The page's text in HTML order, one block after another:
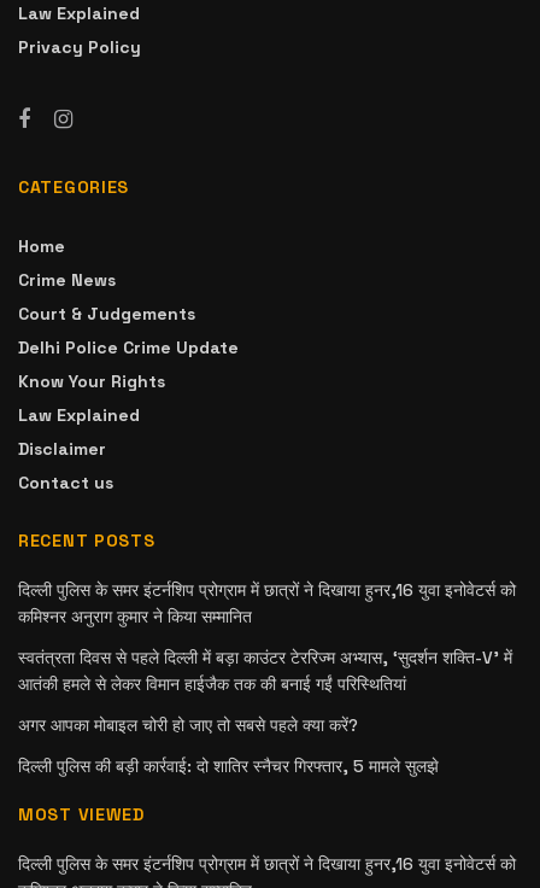
Law Explained
Privacy Policy
CATEGORIES
Home
Crime News
Court & Judgements
Delhi Police Crime Update
Know Your Rights
Law Explained
Disclaimer
Contact us
RECENT POSTS
दिल्ली पुलिस के समर इंटर्नशिप प्रोग्राम में छात्रों ने दिखाया हुनर,16 युवा इनोवेटर्स को
कमिश्नर अनुराग कुमार ने किया सम्मानित
स्वतंत्रता दिवस से पहले दिल्ली में बड़ा काउंटर टेररिज्म अभ्यास, ‘सुदर्शन शक्ति-V’ में
आतंकी हमले से लेकर विमान हाईजैक तक की बनाई गईं परिस्थितियां
अगर आपका मोबाइल चोरी हो जाए तो सबसे पहले क्या करें?
दिल्ली पुलिस की बड़ी कार्रवाई: दो शातिर स्नैचर गिरफ्तार, 5 मामले सुलझे
MOST VIEWED
दिल्ली पुलिस के समर इंटर्नशिप प्रोग्राम में छात्रों ने दिखाया हुनर,16 युवा इनोवेटर्स को